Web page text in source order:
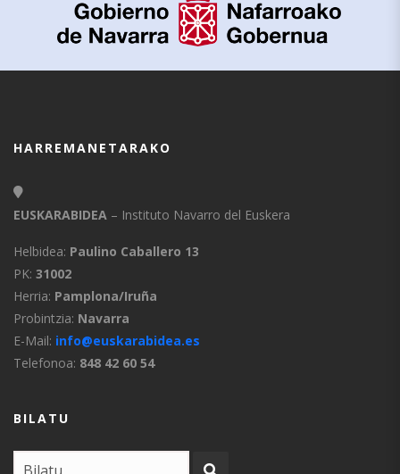
HARREMANETARAKO
EUSKARABIDEA – Instituto Navarro del Euskera
Helbidea: Paulino Caballero 13
PK: 31002
Herria: Pamplona/Iruña
Probintzia: Navarra
E-Mail: info@euskarabidea.es
Telefonoa: 848 42 60 54
BILATU